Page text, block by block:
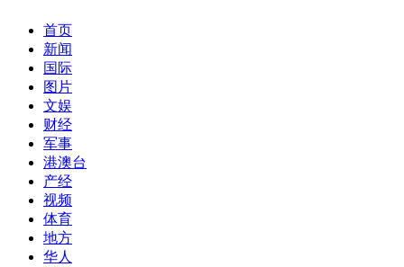
首页
新闻
国际
图片
文娱
财经
军事
港澳台
产经
视频
体育
地方
华人